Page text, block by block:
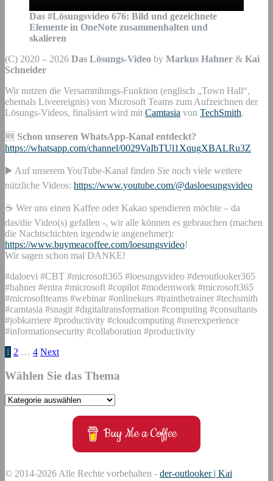
Das #Lösungsvideo 676: Bild und gezeichnete
Elemente in OneNote zusammenhalten und
skalieren
(C) 2020 – 2026 Das Lösungs-Video by Markus Hahner & Kai
Schneider
Wir nutzen die Versammlungs-Funktion (englisch „Town Hall“,
ehemals Liveereignis) von Microsoft Teams zum Aufzeichnen der
Lösungs-Videos, finalisiert wird mit Camtasia von TechSmith.
🆕 Schon unseren WhatsApp-Kanal entdeckt?
https://whatsapp.com/channel/0029VaIbTUl1XqugXBALRu3Z
▶️ Auf unserem YouTube-Kanal finden Sie noch viele weitere
nützliche Videos: https://www.youtube.com/@dasloesungsvideo
☕ Wer uns einen Kaffee oder Kakao spendieren möchte – da
das/die Video(s) gefallen -, wir alle können es gebrauchen (machen
die Nachtschichten irgendwie angenehmer):
https://www.buymeacoffee.com/loesungsvideo!
Wir sagen schon mal DANKE!
#daloevi #CBT #microsoft365 #loesungsvideo #deroutlooker365
#hahner #entra #microsoft #copilot #modernwork #microsoft365
#microsoftteams #webinar #onlinekurs #trainthetrainer #techsmith
#camtasia #snagit #digitaltransformation #computing #consultants
#jobkarriere #productivity #cloudcomputing #userexperience
#informationsecurity #collaboration #productivity
1 2 … 4 Next
Wählen Sie das Thema
Wählen
Buy Me a Coffee
© 2014-2026 Alle Rechte vorbehalten - der-outlooker | Kai